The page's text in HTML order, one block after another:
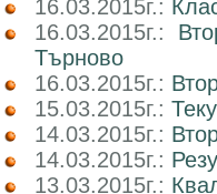
16.03.2015г.:
16.03.2015г.:
Търново
16.03.2015г.:
15.03.2015г.:
14.03.2015г.:
14.03.2015г.:
13.03.2015г.: